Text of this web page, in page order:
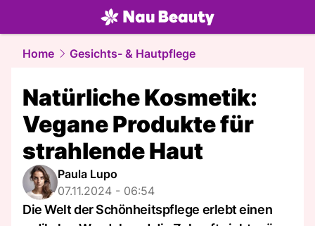
beauty.NAU.ch
Home Gesichts- & Hautpflege
Natürliche Kosmetik:
Vegane Produkte für
strahlende Haut
Paula Lupo
07.11.2024 - 06:54
Die Welt der Schönheitspflege erlebt einen